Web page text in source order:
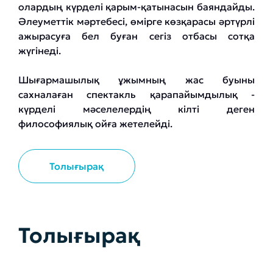
олардың күрделі қарым-қатынасын баяндайды.
Әлеуметтік мәртебесі, өмірге көзқарасы әртүрлі
ажырасуға бел буған сегіз отбасы сотқа
жүгінеді.
Шығармашылық ұжымның жас буыны
сахналаған спектакль қарапайымдылық -
күрделі мәселелердің кілті деген
философиялық ойға жетелейді.
Толығырақ
Толығырақ